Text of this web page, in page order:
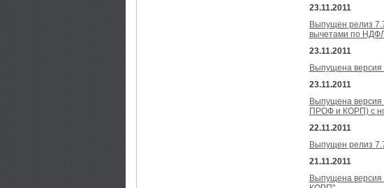
23.11.2011
Выпущен релиз
вычетами по
23.11.2011
Выпущена версия
23.11.2011
Выпущена версия
ПРОФ и КОРП) с
22.11.2011
Выпущен релиз
21.11.2011
Выпущена версия